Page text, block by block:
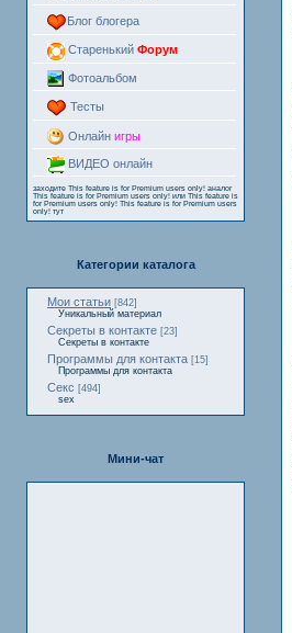
Блог блогера
Старенький Форум
Фотоальбом
Тесты
Онлайн игры
ВИДЕО онлайн
заходите This feature is for Premium users only! аналог
This feature is for Premium users only! или This feature is
for Premium users only! This feature is for Premium users
only! тут
Категории каталога
Мои статьи [842]
Уникальный материал
Секреты в контакте [23]
Секреты в контакте
Программы для контакта [15]
Программы для контакта
Секс [494]
sex
Мини-чат